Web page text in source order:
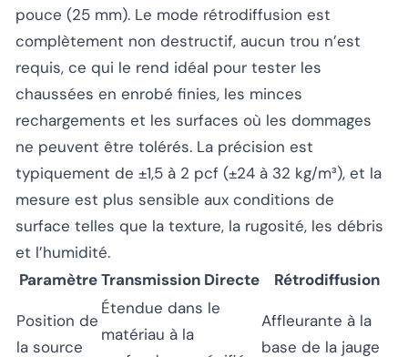
pouce (25 mm). Le mode rétrodiffusion est
complètement non destructif, aucun trou n’est
requis, ce qui le rend idéal pour tester les
chaussées en enrobé finies, les minces
rechargements et les surfaces où les dommages
ne peuvent être tolérés. La précision est
typiquement de ±1,5 à 2 pcf (±24 à 32 kg/m³), et la
mesure est plus sensible aux conditions de
surface telles que la texture, la rugosité, les débris
et l’humidité.
Paramètre Transmission Directe Rétrodiffusion
Position de
la source
Étendue dans le
matériau à la
Affleurante à la
base de la jauge